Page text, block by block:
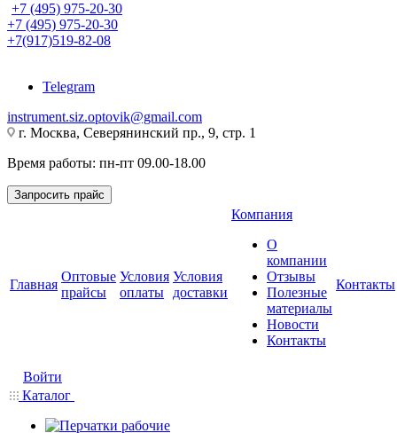
+7 (495) 975-20-30
+7 (495) 975-20-30
+7(917)519-82-08
Telegram
instrument.siz.optovik@gmail.com
г. Москва, Северянинский пр., 9, стр. 1
Время работы: пн-пт 09.00-18.00
Запросить прайс
Главная
Оптовые
прайсы
Условия
оплаты
Условия
доставки
Компания
О
компании
Отзывы
Полезные
материалы
Новости
Контакты
Контакты
Войти
Каталог